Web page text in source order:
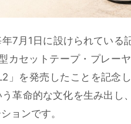
7月1日に設けられている
カセットテープ・プレー
」を発売したことを記念
う革命的な文化を生み出
ョンです。